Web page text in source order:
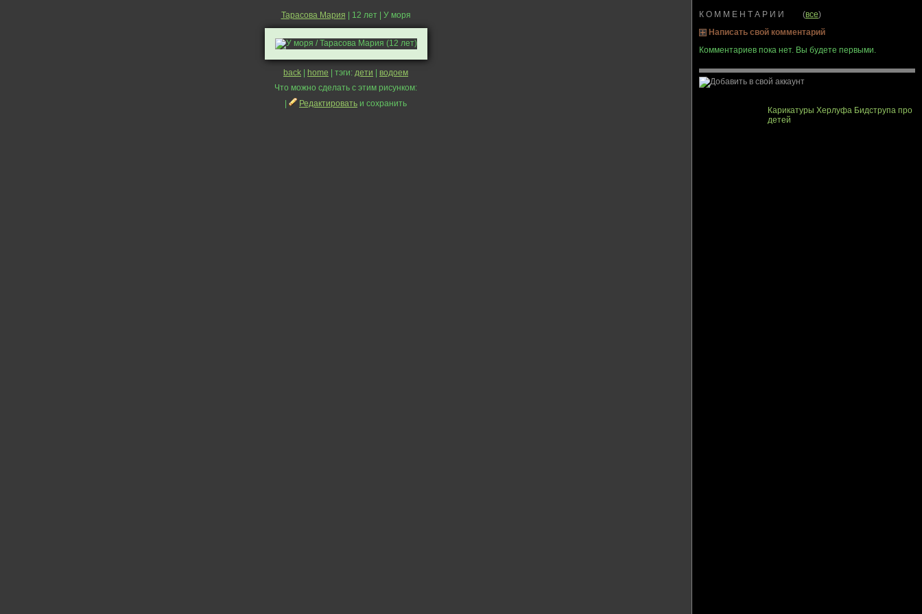
Тарасова Мария | 12 лет | У моря
back home | тэги: дети
водоем
Что можно сделать с этим рисунком:
Редактировать и сохранить
К О М М Е Н Т А Р И И (все)
Написать свой комментарий
Комментариев пока нет. Вы будете первыми.
Карикатуры Херлуфа Бидструпа про
детей